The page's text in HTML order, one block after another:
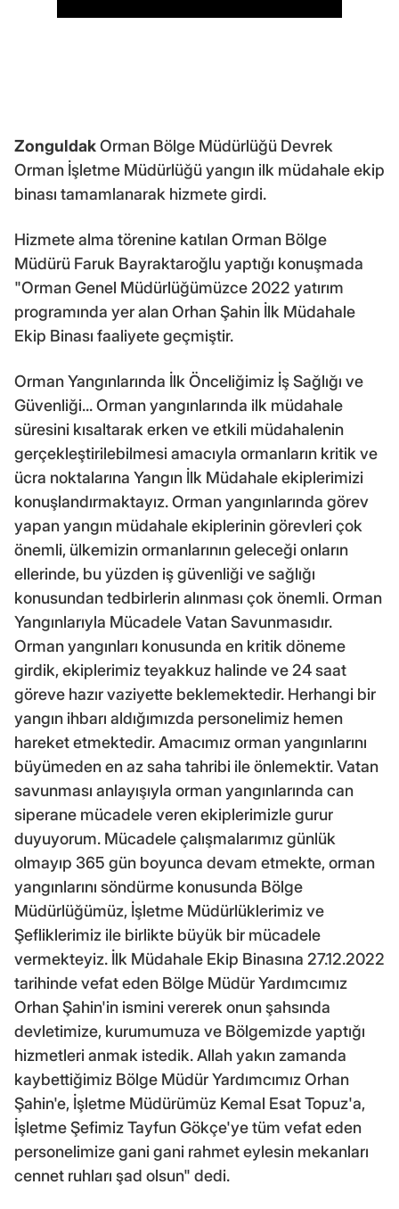
ZonguldakOrman Bölge Müdürlüğü Devrek
Orman İşletme Müdürlüğü yangın ilk müdahale ekip
binası tamamlanarak hizmete girdi.
Hizmete alma törenine katılan Orman Bölge
Müdürü Faruk Bayraktaroğlu yaptığı konuşmada
"Orman Genel Müdürlüğümüzce 2022 yatırım
programında yer alan Orhan Şahin İlk Müdahale
Ekip Binası faaliyete geçmiştir.
Orman Yangınlarında İlk Önceliğimiz İş Sağlığı ve
Güvenliği... Orman yangınlarında ilk müdahale
süresini kısaltarak erken ve etkili müdahalenin
gerçekleştirilebilmesi amacıyla ormanların kritik ve
ücra noktalarına Yangın İlk Müdahale ekiplerimizi
konuşlandırmaktayız. Orman yangınlarında görev
yapan yangın müdahale ekiplerinin görevleri çok
önemli, ülkemizin ormanlarının geleceği onların
ellerinde, bu yüzden iş güvenliği ve sağlığı
konusundan tedbirlerin alınması çok önemli. Orman
Yangınlarıyla Mücadele Vatan Savunmasıdır.
Orman yangınları konusunda en kritik döneme
girdik, ekiplerimiz teyakkuz halinde ve 24 saat
göreve hazır vaziyette beklemektedir. Herhangi bir
yangın ihbarı aldığımızda personelimiz hemen
hareket etmektedir. Amacımız orman yangınlarını
büyümeden en az saha tahribi ile önlemektir. Vatan
savunması anlayışıyla orman yangınlarında can
siperane mücadele veren ekiplerimizle gurur
duyuyorum. Mücadele çalışmalarımız günlük
olmayıp 365 gün boyunca devam etmekte, orman
yangınlarını söndürme konusunda Bölge
Müdürlüğümüz, İşletme Müdürlüklerimiz ve
Şefliklerimiz ile birlikte büyük bir mücadele
vermekteyiz. İlk Müdahale Ekip Binasına 27.12.2022
tarihinde vefat eden Bölge Müdür Yardımcımız
Orhan Şahin'in ismini vererek onun şahsında
devletimize, kurumumuza ve Bölgemizde yaptığı
hizmetleri anmak istedik. Allah yakın zamanda
kaybettiğimiz Bölge Müdür Yardımcımız Orhan
Şahin'e, İşletme Müdürümüz Kemal Esat Topuz'a,
İşletme Şefimiz Tayfun Gökçe'ye tüm vefat eden
personelimize gani gani rahmet eylesin mekanları
cennet ruhları şad olsun" dedi.